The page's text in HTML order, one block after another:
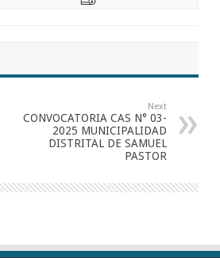
Next
CONVOCATORIA CAS N° 03-
2025 MUNICIPALIDAD
DISTRITAL DE SAMUEL
PASTOR